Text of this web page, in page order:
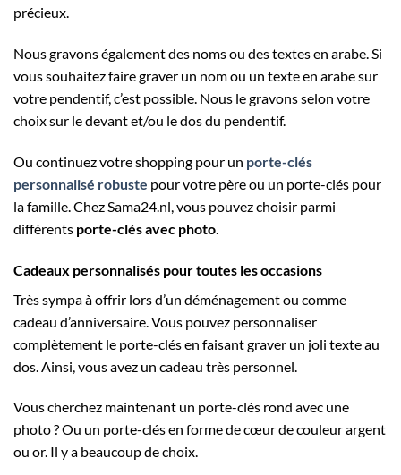
précieux.
Nous gravons également des noms ou des textes en arabe. Si
vous souhaitez faire graver un nom ou un texte en arabe sur
votre pendentif, c’est possible. Nous le gravons selon votre
choix sur le devant et/ou le dos du pendentif.
Ou continuez votre shopping pour un porte-clés
personnalisé robuste pour votre père ou un porte-clés pour
la famille. Chez Sama24.nl, vous pouvez choisir parmi
différents porte-clés avec photo.
Cadeaux personnalisés pour toutes les occasions
Très sympa à offrir lors d’un déménagement ou comme
cadeau d’anniversaire. Vous pouvez personnaliser
complètement le porte-clés en faisant graver un joli texte au
dos. Ainsi, vous avez un cadeau très personnel.
Vous cherchez maintenant un porte-clés rond avec une
photo ? Ou un porte-clés en forme de cœur de couleur argent
ou or. Il y a beaucoup de choix.